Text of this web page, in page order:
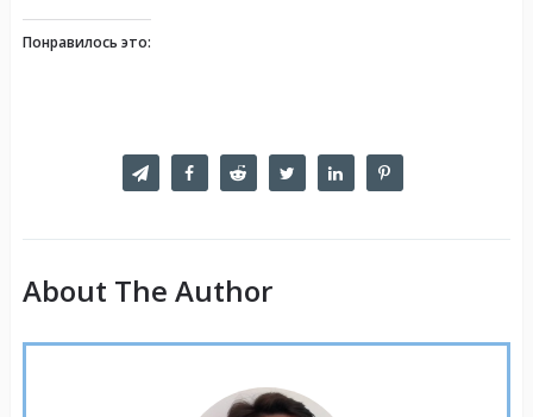
Понравилось это:
About The Author